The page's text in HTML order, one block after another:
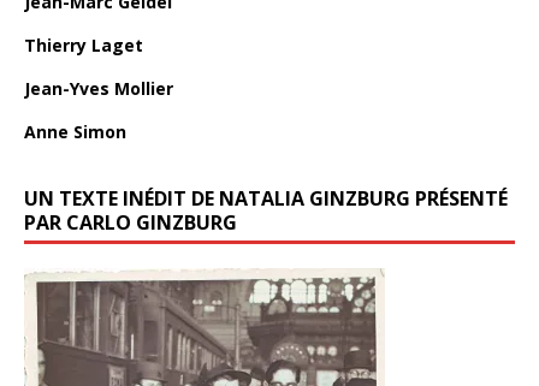
Thierry Laget
Jean-Yves Mollier
Anne Simon
UN TEXTE INÉDIT DE NATALIA GINZBURG PRÉSENTÉ
PAR CARLO GINZBURG